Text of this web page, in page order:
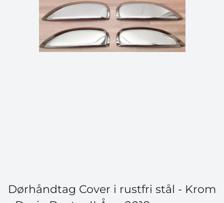
Dørhåndtag Cover i rustfri stål - Krom